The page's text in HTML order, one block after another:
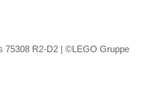
75308 R2-D2 | ©LEGO Gruppe